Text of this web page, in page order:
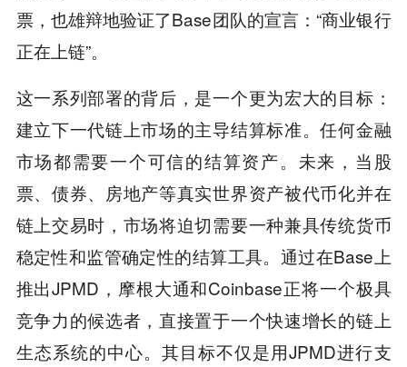
票，也雄辩地验证了Base团队的宣言：“商业银行
正在上链”。
这一系列部署的背后，是一个更为宏大的目标：
建立下一代链上市场的主导结算标准。任何金融
市场都需要一个可信的结算资产。未来，当股
票、债券、房地产等真实世界资产被代币化并在
链上交易时，市场将迫切需要一种兼具传统货币
稳定性和监管确定性的结算工具。通过在Base上
推出JPMD，摩根大通和Coinbase正将一个极具
竞争力的候选者，直接置于一个快速增长的链上
生态系统的中心。其目标不仅是用JPMD进行支